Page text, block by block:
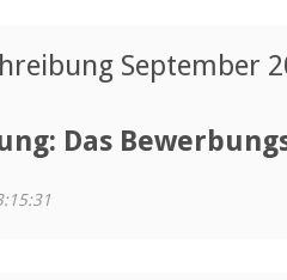
September
Das